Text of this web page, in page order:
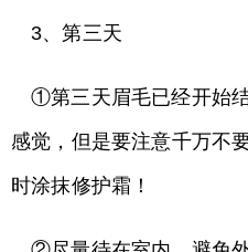
3、第三天
①第三天眉毛已经开始
感觉，但是要注意千万不
时涂抹修护霜！